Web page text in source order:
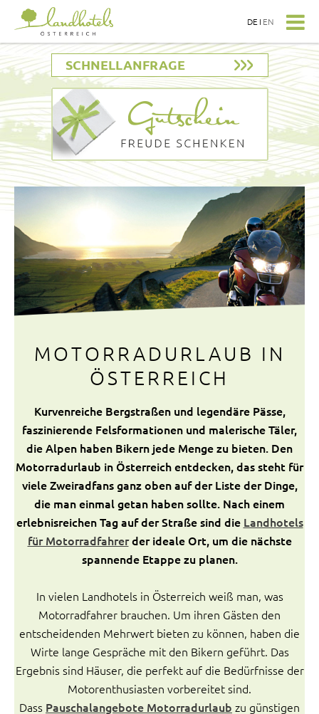
SCHNELLANFRAGE
MOTORRADURLAUB IN
ÖSTERREICH
Kurvenreiche Bergstraßen und legendäre Pässe,
faszinierende Felsformationen und malerische Täler,
die Alpen haben Bikern jede Menge zu bieten. Den
Motorradurlaub in Österreich entdecken, das steht für
viele Zweiradfans ganz oben auf der Liste der Dinge,
die man einmal getan haben sollte. Nach einem
erlebnisreichen Tag auf der Straße sind die Landhotels
für Motorradfahrerder ideale Ort, um die nächste
spannende Etappe zu planen.
In vielen Landhotels in Österreich weiß man, was
Motorradfahrer brauchen. Um ihren Gästen den
entscheidenden Mehrwert bieten zu können, haben die
Wirte lange Gespräche mit den Bikern geführt. Das
Ergebnis sind Häuser, die perfekt auf die Bedürfnisse der
Motorenthusiasten vorbereitet sind.
Dass Pauschalangebote Motorradurlaub zu günstigen
DE I EN